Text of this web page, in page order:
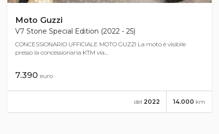
Moto Guzzi
V7 Stone Special Edition (2022 - 25)
CONCESSIONARIO UFFICIALE MOTO GUZZI La moto è visibile
presso la concessionaria KTM via...
7.390 euro
14.000 km
del 2022